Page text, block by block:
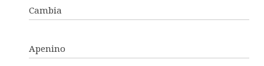
Cambia
Apenino